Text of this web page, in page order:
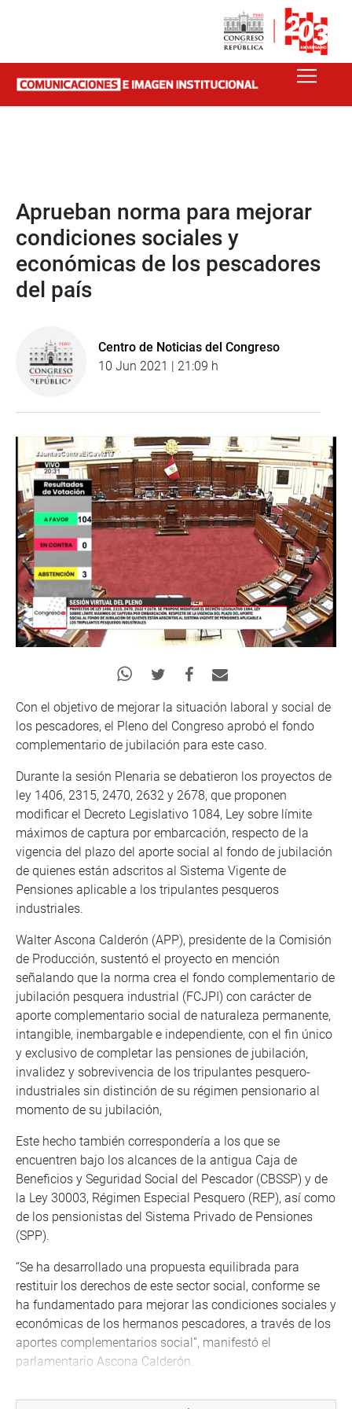
Aprueban norma para mejorar
condiciones sociales y
económicas de los pescadores
del país
Centro de Noticias del Congreso
10 Jun 2021 | 21:09 h
Con el objetivo de mejorar la situación laboral y social de
los pescadores, el Pleno del Congreso aprobó el fondo
complementario de jubilación para este caso.
Durante la sesión Plenaria se debatieron los proyectos de
ley 1406, 2315, 2470, 2632 y 2678, que proponen
modificar el Decreto Legislativo 1084, Ley sobre límite
máximos de captura por embarcación, respecto de la
vigencia del plazo del aporte social al fondo de jubilación
de quienes están adscritos al Sistema Vigente de
Pensiones aplicable a los tripulantes pesqueros
industriales.
Walter Ascona Calderón (APP), presidente de la Comisión
de Producción, sustentó el proyecto en mención
señalando que la norma crea el fondo complementario de
jubilación pesquera industrial (FCJPI) con carácter de
aporte complementario social de naturaleza permanente,
intangible, inembargable e independiente, con el fin único
y exclusivo de completar las pensiones de jubilación,
invalidez y sobrevivencia de los tripulantes pesquero-
industriales sin distinción de su régimen pensionario al
momento de su jubilación,
Este hecho también correspondería a los que se
encuentren bajo los alcances de la antigua Caja de
Beneficios y Seguridad Social del Pescador (CBSSP) y de
la Ley 30003, Régimen Especial Pesquero (REP), así como
de los pensionistas del Sistema Privado de Pensiones
(SPP).
“Se ha desarrollado una propuesta equilibrada para
restituir los derechos de este sector social, conforme se
ha fundamentado para mejorar las condiciones sociales y
económicas de los hermanos pescadores, a través de los
aportes complementarios social”, manifestó el
parlamentario Ascona Calderón.